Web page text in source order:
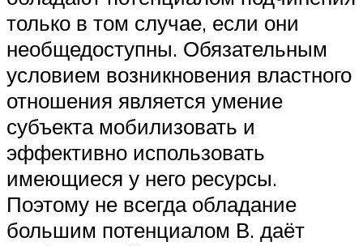
только в том случае, если они
необщедоступны. Обязательным
условием возникновения властного
отношения является умение
субъекта мобилизовать и
эффективно использовать
имеющиеся у него ресурсы.
Поэтому не всегда обладание
большим потенциалом В. даёт